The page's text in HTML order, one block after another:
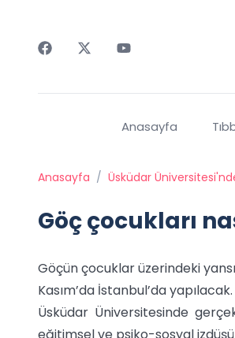
Anasayfa
Anasayfa / Üsküdar
Göç çocukları
Göçün çocuklar üzerindeki
Kasım’da İstanbul’da yapılacak.
Üsküdar Üniversitesinde